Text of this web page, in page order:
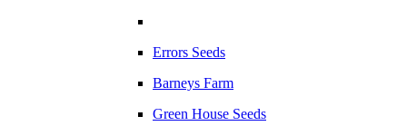
Errors Seeds
Barneys Farm
Green House Seeds